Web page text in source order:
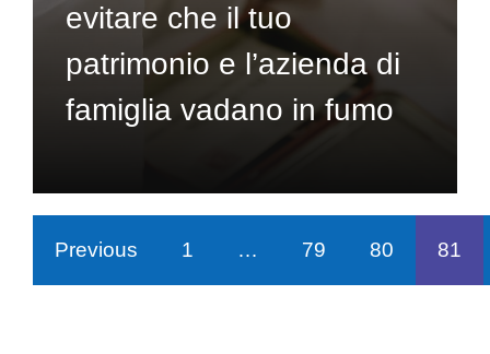
evitare che il tuo
patrimonio e l’azienda di
famiglia vadano in fumo
Previous 1 … 79 80 81